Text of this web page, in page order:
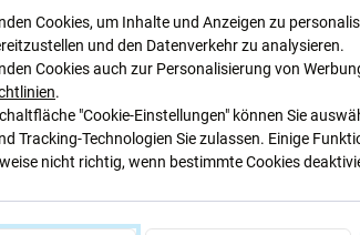
Pro 13"
2011 - Late
Kabel
7,79 €
Apple MacBook Air 13"
A1466 (Mid 2013 - Mid
2017) - I/O PCB Board
4,86 €
Cookies, um Inhalte und Anzeigen zu
und den Datenverkehr zu analysieren.
Cookies auch zur Personalisierung von
.
"Cookie-Einstellungen" können Sie
Tracking-Technologien Sie zulassen. Einige
nicht richtig, wenn bestimmte Cookies